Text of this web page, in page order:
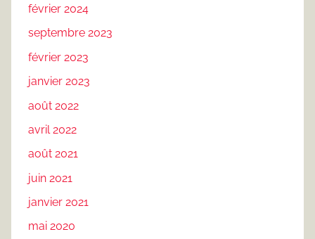
février 2024
septembre 2023
février 2023
janvier 2023
août 2022
avril 2022
août 2021
juin 2021
janvier 2021
mai 2020